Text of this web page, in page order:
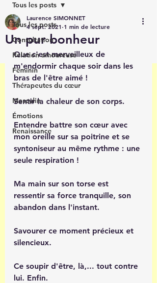
Tous les posts
Consultation
Relation amoureuse
Féminin
Thérapeutes du cœur
Masculin
Émotions
Renaissance
Tous les posts
Un pur bonheur
Laurence SIMONNET
4 sept. 2021 1 min de lecture
Que c'est merveilleux de
m'endormir chaque soir dans les
bras de l'être aimé !
Sentir la chaleur de son corps.
Entendre battre son cœur avec
mon oreille sur sa poitrine et se
syntoniseur au même rythme : une
seule respiration !
Ma main sur son torse est
ressentir sa force tranquille, son
abandon dans l'instant.
Savourer ce moment précieux et
silencieux.
Ce soupir d'être, là,... tout contre
lui. Enfin.